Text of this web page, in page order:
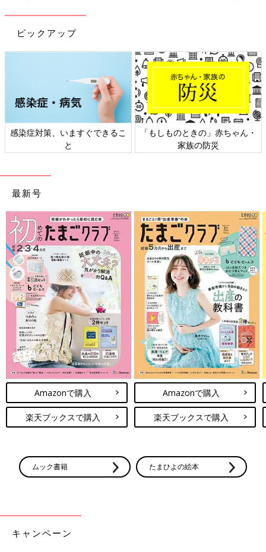
久山さんのスウェーデン式時短料理エピソード、いかがでした
か？
すが、食のあり方も時代や環境に沿って変化しています。
多忙な生活を送るママ・パパの状況や気分次第で、シンプルなメ
ニューの日があってもそれに罪悪感を抱く必要はないという風潮
が広まるといいなと編集部も思います。
さて、【スウェーデンでのくらしが気づかせてくれた、大切なこ
と】第四弾は、「驚き！スウェーデンのママ友事情」について。
どうぞお楽しみに！
（構成：たまひよONLINE編集部）
ない北欧に学ぶ ママの自尊心を削らない子育て、
どうする？』開催！
普段はスウェーデンで育児をしながら、翻訳家や教師として広く
活躍する久山さんが11月に帰国してトークイベントを開催しま
す。
ベストセラー『美容は自尊心の筋トレ』の著者である、美容ライ
ター長田安奈さん、
『北欧に学ぶ 好きな人ができたら、どうする？』など北欧書の
翻訳を通して「女性にとって大切な知識」広める枇谷玲子さんと
ともに、「働きながら育児して気づいたこと」について語るブッ
クトークイベントです。
久山さんはスウェーデンでの経験や、スウェーデンの育児制度・
文化の視点からたっぷり話をする予定。
人。
■日程 2019年11月7日(木)
■二子玉川 蔦屋家電
ピックアップ
感染症対策、いますぐできるこ
と
「もしものときの」赤ちゃん・
家族の防災
最新号
Amazonで購入
楽天ブックスで購入
Amazonで購入
楽天ブックスで購入
ムック書籍 たまひよの絵本
キャンペーン